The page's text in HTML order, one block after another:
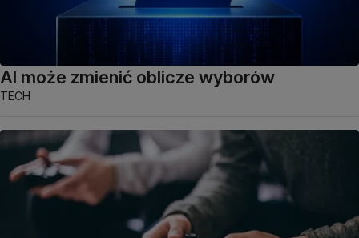
AI może zmienić oblicze wyborów
TECH